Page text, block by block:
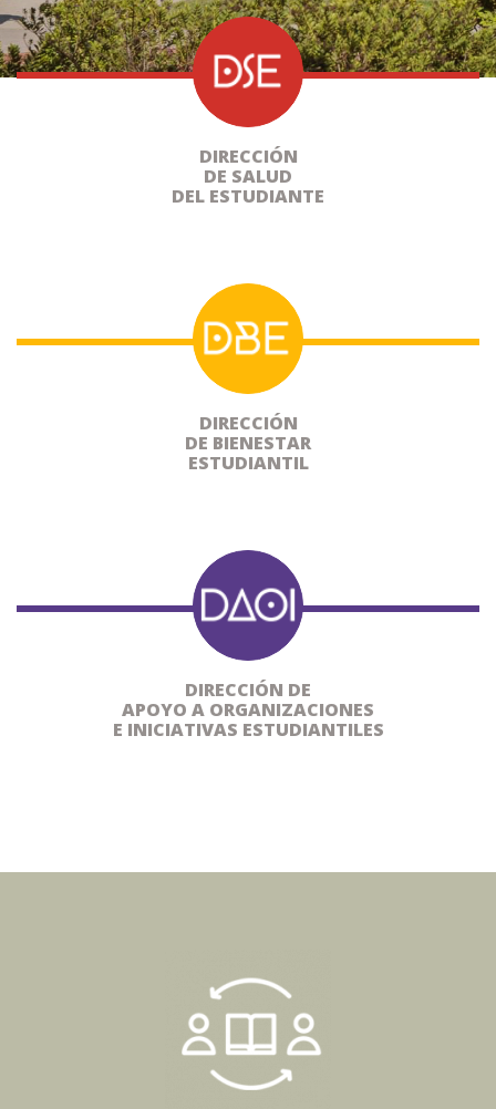
DIRECCIÓN
DE SALUD
DEL ESTUDIANTE
DIRECCIÓN
DE BIENESTAR
ESTUDIANTIL
DIRECCIÓN DE
APOYO A ORGANIZACIONES
E INICIATIVAS ESTUDIANTILES